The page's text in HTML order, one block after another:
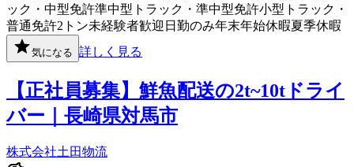
ック・中型免許準中型トラック・準中型免許小型トラック・
普通免許2トン未経験者歓迎 日勤のみ年末年始休暇夏季休暇
気になる 詳しく見る
【正社員募集】鮮魚配送の2t~10tドライ
バー｜長崎県対馬市
株式会社土田物流